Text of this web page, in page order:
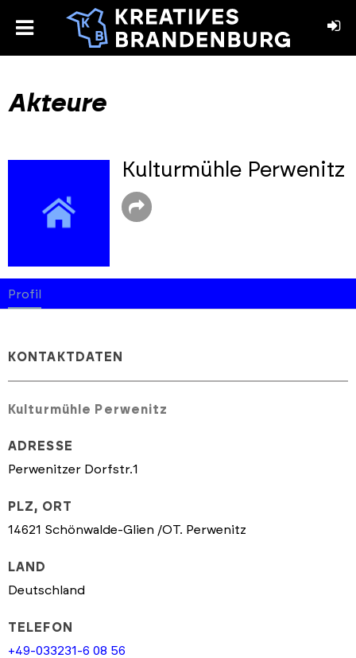
toggle
Akteure
Kulturmühle Perwenitz
Profil
KONTAKTDATEN
Kulturmühle Perwenitz
ADRESSE
Perwenitzer Dorfstr.1
PLZ, ORT
14621 Schönwalde-Glien /OT. Perwenitz
LAND
Deutschland
TELEFON
+49-033231-6 08 56